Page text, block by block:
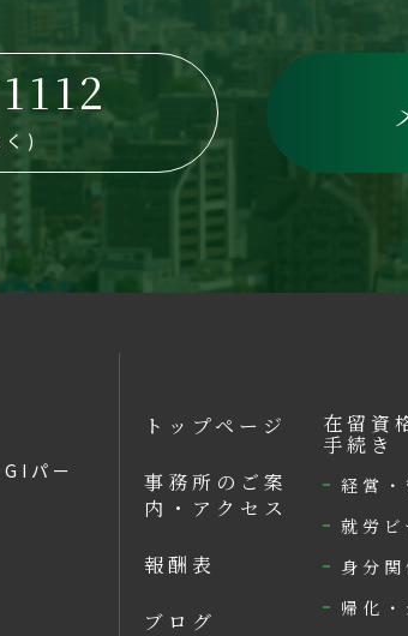
)
パー
トップページ
事務所のご案
内・アクセス
報酬表
ブログ
在留資
手続き
経営・
就労ビ
身分
帰化・